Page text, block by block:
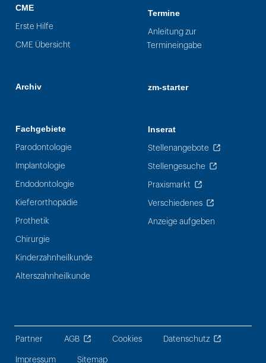
CME
Erste Hilfe
CME Übersicht
Archiv
Fachgebiete
Parodontologie
Implantologie
Endodontologie
Kieferorthopädie
Prothetik
Chirurgie
Kinderzahnheilkunde
Alterszahnheilkunde
Termine
Anleitung zur
Termineingabe
zm-starter
Inserat
Stellenangebote
Stellengesuche
Praxismarkt
Verschiedenes
Anzeige aufgeben
Partner AGB Cookies Datenschutz
Impressum Sitemap